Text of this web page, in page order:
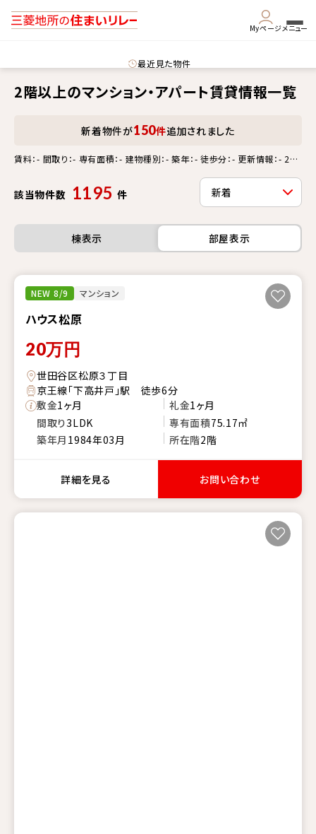
Myページメニュー
最近見た物件
2階以上のマンション・アパート賃貸情報一覧
新着物件が150件追加されました
賃料：- 間取り：- 専有面積：- 建物種別：- 築年：- 徒歩分：- 更新情報：- 2階
該当物件数 1195 件
棟表示 部屋表示
NEW 8/9 マンション
ハウス松原
20万円
世田谷区松原３丁目
京王線「下高井戸」駅 徒歩6分
敷金1ヶ月 礼金1ヶ月
間取り3LDK 専有面積75.17㎡
築年月 1984年03月 所在階2階
詳細を見る お問い合わせ